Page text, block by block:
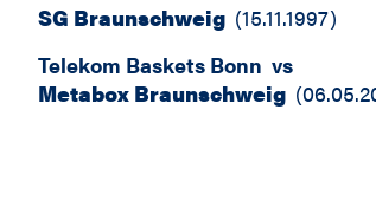
SG Braunschweig (15.11.1997)
Telekom Baskets Bonn vs
Metabox Braunschweig (